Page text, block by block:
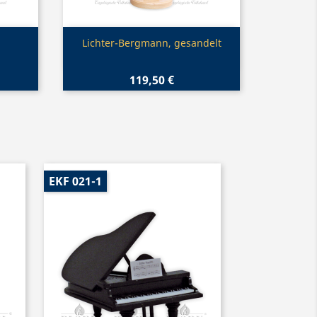
Vorschau
Lichter-Bergmann, gesandelt
119,50 €
EKF 021-1